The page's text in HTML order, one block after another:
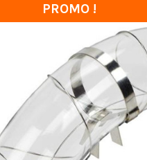
PROMO !